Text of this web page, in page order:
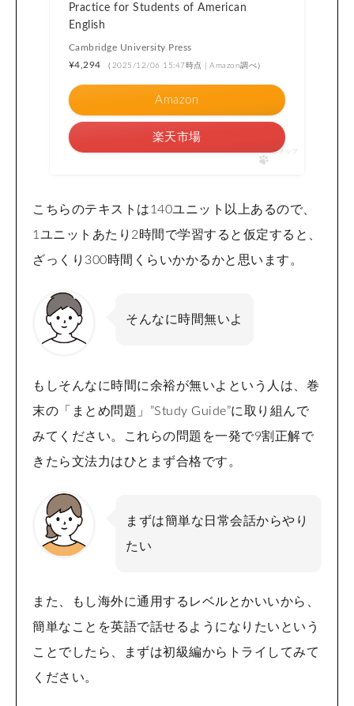
Practice for Students of American
English
Cambridge University Press
¥4,294
（2025/12/06 15:47時点 | Amazon調べ）
Amazon
楽天市場
ポチップ
こちらのテキストは140ユニット以上あるので、
1ユニットあたり2時間で学習すると仮定すると、
ざっくり300時間くらいかかるかと思います。
そんなに時間無いよ
もしそんなに時間に余裕が無いよという人は、巻
末の「まとめ問題」”Study Guide”に取り組んで
みてください。これらの問題を一発で9割正解で
きたら文法力はひとまず合格です。
まずは簡単な日常会話からやり
たい
また、もし海外に通用するレベルとかいいから、
簡単なことを英語で話せるようになりたいという
ことでしたら、まずは初級編からトライしてみて
ください。